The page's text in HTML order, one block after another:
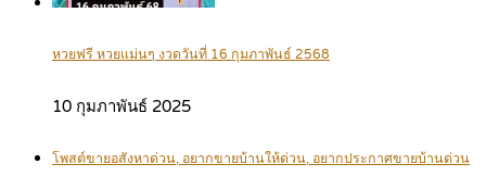
หวยฟรี หวยแม่นๆ งวดวันที่ 16 กุมภาพันธ์ 2568
10 กุมภาพันธ์ 2025
โพสต์ขายอสังหาด่วน, อยากขายบ้านให้ด่วน, อยากประกาศขายบ้านด่วน